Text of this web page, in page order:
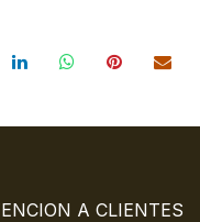
A CLIENTES